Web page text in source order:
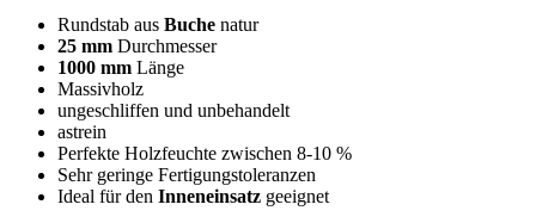
Rundstab aus Buche natur
25 mm Durchmesser
1000 mm Länge
Massivholz
ungeschliffen und unbehandelt
astrein
Perfekte Holzfeuchte zwischen 8-10 %
Sehr geringe Fertigungstoleranzen
Ideal für den Inneneinsatz geeignet